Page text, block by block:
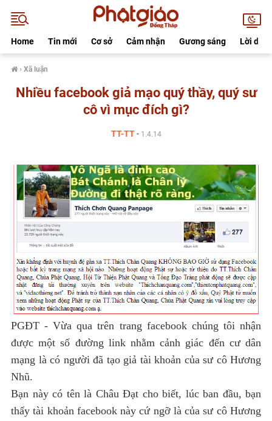
Home Tin mới Cơ sở Cảm nhận Gương sáng Lời dạy
› Xã luận
Nhiều facebook giả mạo quý thầy, quý sư
cô vì mục đích gì?
TT-TT- 1.4.14
PGĐT -Vừa qua trên trang facebook chúng tôi nhận
được một số đường link nhằm cảnh giác đến cư dân
mạng là có người đã tạo giả tài khoản của sư cô Hương
Nhũ.
Bạn này có tên là Châu Đạt cho biết, lúc ban đầu, bạn
thấy tài khoản facebook này cứ ngỡ là của sư cô Hương